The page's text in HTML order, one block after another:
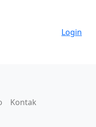
Login
Kontak